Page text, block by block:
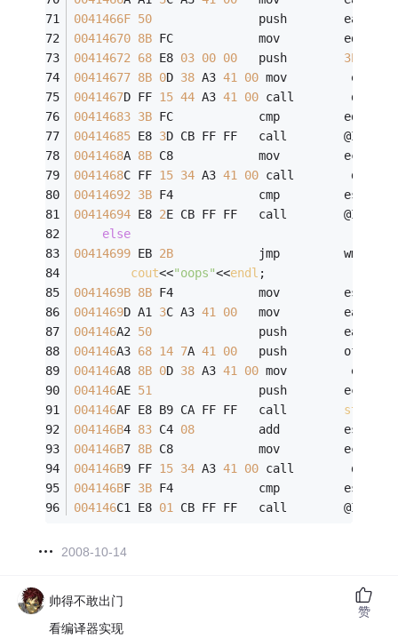
0041466F 50
               push        eax
00414670 8B FC            mov
00414672
68 E8 03 00 00
   push
3E8
00414677 8B 0D 38 A3 41 00 mov
0041467D FF 15 44 A3 41 00 call        dword
00414683 3B FC            cmp
00414685 E8 3D CB FF FF   call        @ILT+
0041468A 8B C8            mov
0041468C FF 15 34 A3 41 00 call        dword
00414692
3B F4            cmp
00414694 E8 2E CB FF FF   call        @ILT+
else
00414699 EB 2B
            jmp         wmain+
cout<<"oops"<<endl ;
0041469B 8B F4            mov
0041469D A1 3C A3 41 00
mov
004146A2 50
               push        eax
004146A3 68 14 7A 41 00
   push        offset
004146A8 8B 0D 38 A3 41 00 mov
004146AE 51
               push        ecx
004146AF E8 B9 CA FF FF   call std
004146B4 83 C4 08
         add         esp,
004146B7 8B C8            mov
004146B9 FF 15 34 A3 41 00 call        dword
004146BF 3B F4            cmp
004146C1 E8 01 CB FF FF   call        @ILT+
2008-10-14
帅得不敢出门
看编译器实现
赞